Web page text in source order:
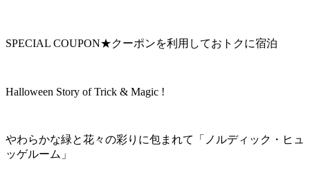
SPECIAL COUPON★クーポンを利用しておトクに宿泊
Halloween Story of Trick & Magic !
やわらかな緑と花々の彩りに包まれて「ノルディック・ヒュ
ッゲルーム」